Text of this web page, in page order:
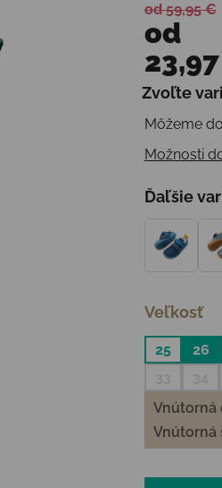
od 59,95 €
od
Jednotková
Zvoľte
Môžeme
Možnosti
Ďaľšie
Veľkosť
25 26
Vnútorná
Vnútorná